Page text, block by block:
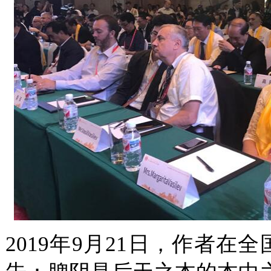
2019年9月21日，作者在